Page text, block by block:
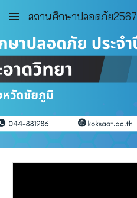
Skip to main content
สถานศึกษาปลอดภัย2567